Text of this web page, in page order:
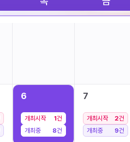
6
개최시작 1건
개최중
8건
7
개최시작 2건
개최중
9건